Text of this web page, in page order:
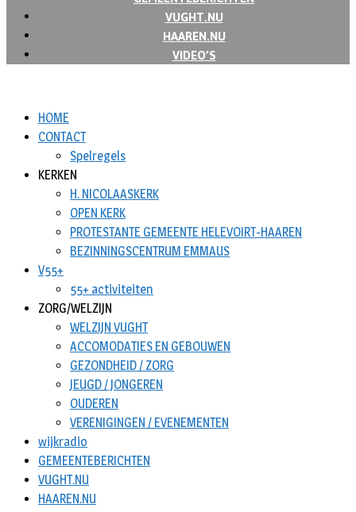
VUGHT.NU
HAAREN.NU
VIDEO’S
HOME
CONTACT
Spelregels
KERKEN
H. NICOLAASKERK
OPEN KERK
PROTESTANTE GEMEENTE HELEVOIRT-HAAREN
BEZINNINGSCENTRUM EMMAUS
V55+
55+ activiteiten
ZORG/WELZIJN
WELZIJN VUGHT
ACCOMODATIES EN GEBOUWEN
GEZONDHEID / ZORG
JEUGD / JONGEREN
OUDEREN
VERENIGINGEN / EVENEMENTEN
wijkradio
GEMEENTEBERICHTEN
VUGHT.NU
HAAREN.NU